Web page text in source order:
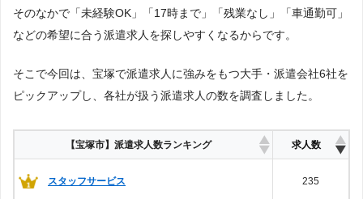
そのなかで「未経験OK」「17時まで」「残業なし」「車通勤可」
などの希望に合う派遣求人を探しやすくなるからです。
そこで今回は、宝塚で派遣求人に強みをもつ大手・派遣会社6社を
ピックアップし、各社が扱う派遣求人の数を調査しました。
【宝塚市】派遣求人数ランキング 求人数
スタッフサービス 235